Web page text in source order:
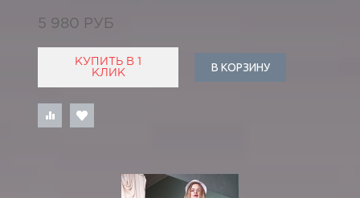
5 980 РУБ
КУПИТЬ В 1
КЛИК
В КОРЗИНУ